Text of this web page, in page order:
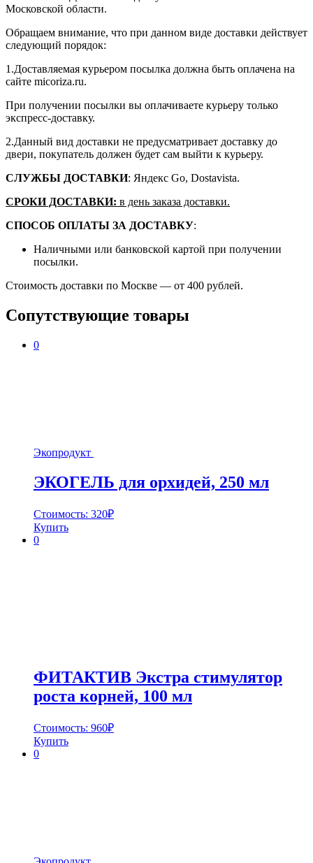
Московской области.
Обращаем внимание, что при данном виде доставки действует
следующий порядок:
1.Доставляемая курьером посылка должна быть оплачена на
сайте micoriza.ru.
При получении посылки вы оплачиваете курьеру только
экспресс-доставку.
2.Данный вид доставки не предусматривает доставку до
двери, покупатель должен будет сам выйти к курьеру.
СЛУЖБЫ ДОСТАВКИ: Яндекс Go, Dostavista.
СРОКИ ДОСТАВКИ: в день заказа доставки.
СПОСОБ ОПЛАТЫ ЗА ДОСТАВКУ:
Наличными или банковской картой при получении
посылки.
Стоимость доставки по Москве — от 400 рублей.
Сопутствующие товары
0
Экопродукт
ЭКОГЕЛЬ для орхидей, 250 мл
Стоимость: 320₽
Купить
0
ФИТАКТИВ Экстра стимулятор
роста корней, 100 мл
Стоимость: 960₽
Купить
0